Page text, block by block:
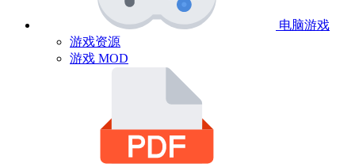
电脑游戏
游戏资源
游戏 MOD